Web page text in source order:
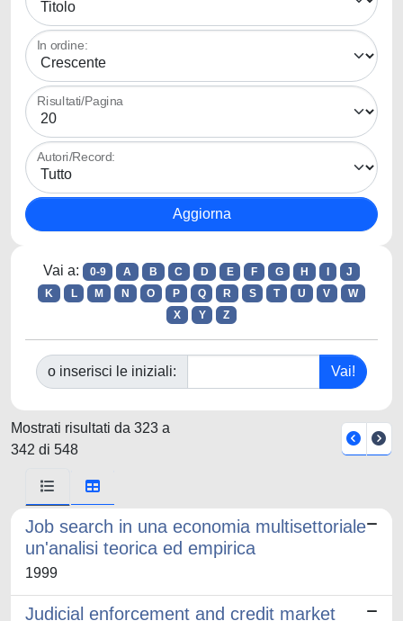
In ordine:
Risultati/Pagina
Autori/Record:
Vai a: 0-9 A B C D E F G H
J
K
L M N O P Q R S T U V
W
X
Y Z
o inserisci le iniziali:
Mostrati risultati da 323 a
342 di 548
Job search in una economia multisettoriale
un'analisi teorica ed empirica
1999
Judicial enforcement and credit market